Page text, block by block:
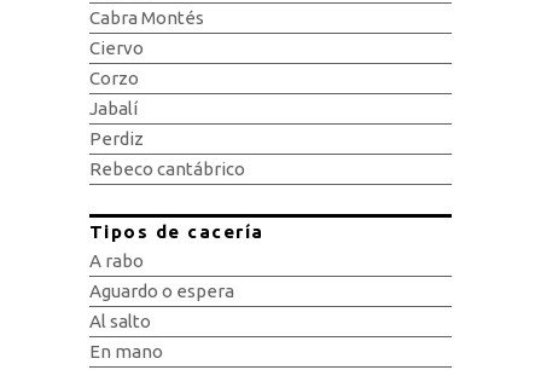
Cabra Montés
Ciervo
Corzo
Jabalí
Perdiz
Rebeco cantábrico
Tipos de cacería
A rabo
Aguardo o espera
Al salto
En mano